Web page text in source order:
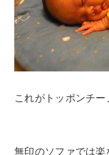
これがトッポンチー
無印のソファでは